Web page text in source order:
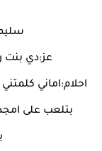
عز:دي بنت
احلام:اماني
بتلعب على امجد